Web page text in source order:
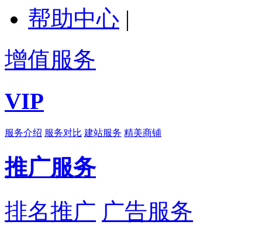
帮助中心 |
增值服务
VIP
服务介绍 服务对比 建站服务 精美商铺
推广服务
排名推广 广告服务